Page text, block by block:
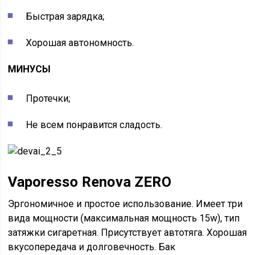
Быстрая зарядка;
Хорошая автономность.
МИНУСЫ
Протечки;
Не всем понравится сладость.
Vaporesso Renova ZERO
Эргономичное и простое использование. Имеет три
вида мощности (максимальная мощность 15w), тип
затяжки сигаретная. Присутствует автотяга. Хорошая
вкусопередача и долговечность. Бак